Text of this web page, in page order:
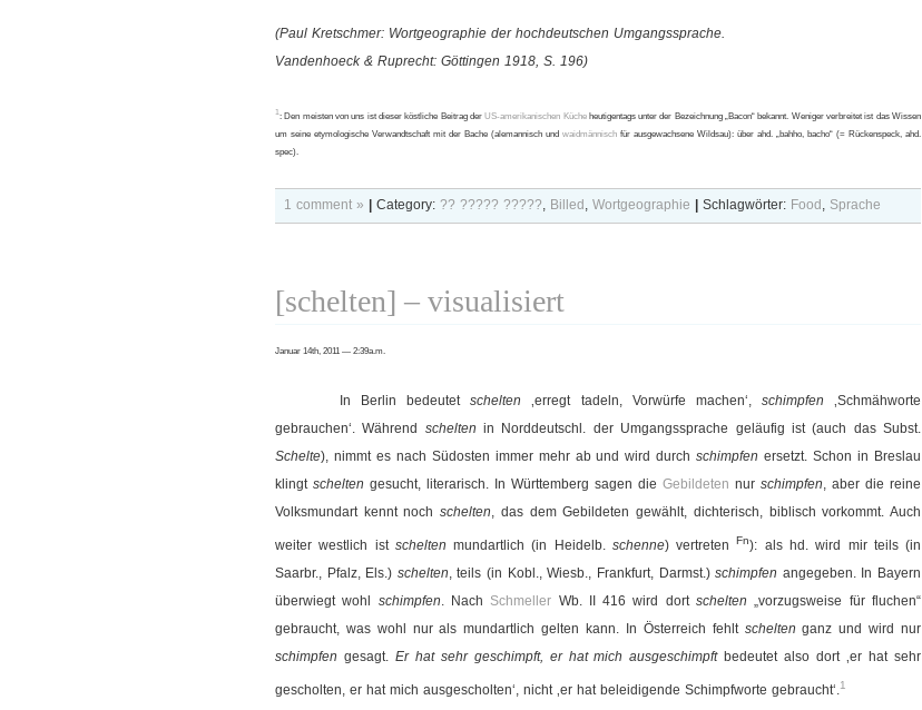
(Paul Kretschmer: Wortgeographie der hochdeutschen Umgangssprache.
Vandenhoeck & Ruprecht: Göttingen 1918, S. 196)
1 : Den meisten von uns ist dieser köstliche Beitrag derUS-amerikanischen Kücheheutigentags unter der Bezeichnung „Bacon“ bekannt. Weniger verbreitet ist das Wissen
um seine etymologische Verwandtschaft mit der Bache (alemannisch und waidmännisch für ausgewachsene Wildsau): über ahd. „bahho, bacho“ (= Rückenspeck, ahd.
spec).
1 comment » | Category: ?? ????? ????? Billed Wortgeographie | Schlagwörter: Food Sprache
[schelten] – visualisiert
Januar 14th, 2011 — 2:39a.m.
In Berlin bedeutetschelten ‚erregt tadeln, Vorwürfe machen‘, schimpfen ‚Schmähworte
gebrauchen‘. Während schelten in Norddeutschl. der Umgangssprache geläufig ist (auch das Subst.
Schelte), nimmt es nach Südosten immer mehr ab und wird durchschimpfen ersetzt. Schon in Breslau
klingt schelten gesucht, literarisch. In Württemberg sagen die Gebildeten nur schimpfen , aber die reine
Volksmundart kennt nochschelten , das dem Gebildeten gewählt, dichterisch, biblisch vorkommt. Auch
weiter westlich ist schelten mundartlich (in Heidelb. schenne) vertretenFn): als hd. wird mir teils (in
Saarbr., Pfalz, Els.) schelten , teils (in Kobl., Wiesb., Frankfurt, Darmst.)schimpfen angegeben. In Bayern
überwiegt wohl schimpfen . Nach Schmeller Wb. II 416 wird dortschelten „vorzugsweise für fluchen“
gebraucht, was wohl nur als mundartlich gelten kann. In Österreich fehlt schelten ganz und wird nur
schimpfen gesagt. Er hat sehr geschimpft, er hat mich ausgeschimpftbedeutet also dort ‚er hat sehr
gescholten, er hat mich ausgescholten‘, nicht ‚er hat beleidigende Schimpfworte gebraucht‘. 1